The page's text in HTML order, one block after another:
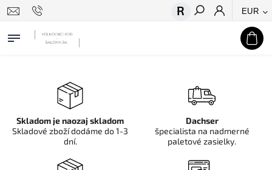
EUR
Hľadať
Skladom je naozaj skladom
Skladové zboží dodáme do 1-3
dní.
Dachser
špecialista na nadmerné
paletové zasielky.